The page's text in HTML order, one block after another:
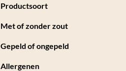
Productsoort
Met of zonder zout
Gepeld of ongepeld
Allergenen